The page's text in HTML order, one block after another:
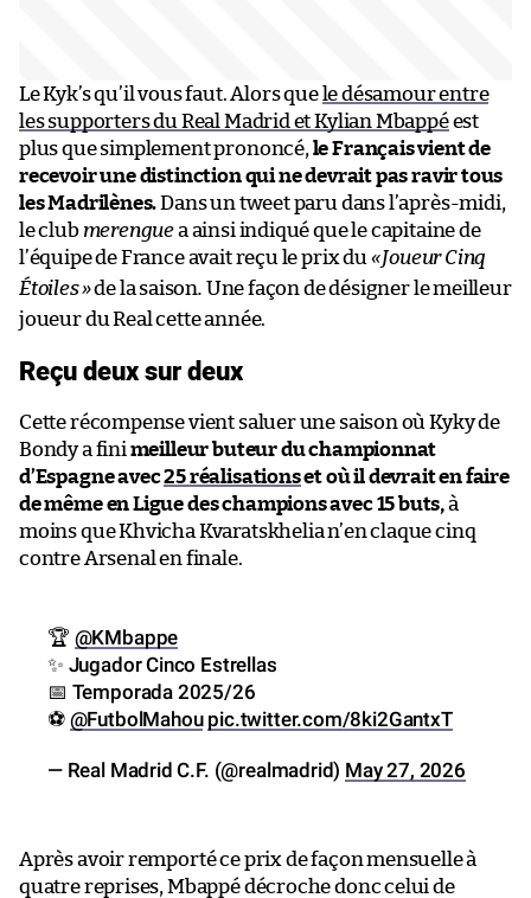
Le Kyk’s qu’il vous faut. Alors que le désamour entre
les supporters du Real Madrid et Kylian Mbappéest
plus que simplement prononcé, le Français vient de
recevoir une distinction qui ne devrait pas ravir tous
les Madrilènes.Dans un tweet paru dans l’après-midi,
le club merenguea ainsi indiqué que le capitaine de
l’équipe de France avait reçu le prix du «Joueur Cinq
Étoiles»de la saison. Une façon de désigner le meilleur
joueur du Real cette année.
Reçu deux sur deux
Cette récompense vient saluer une saison où Kyky de
Bondy a fini meilleur buteur du championnat
d’Espagne avec25 réalisationset où il devrait en faire
de même en Ligue des champions avec 15 buts,à
moins que Khvicha Kvaratskhelia n’en claque cinq
contre Arsenal en finale.
🏆 @KMbappe
✨ Jugador Cinco Estrellas
📅 Temporada 2025/26
⚽ @FutbolMahou pic.twitter.com/8ki2GantxT
— Real Madrid C.F. (@realmadrid) May 27, 2026
Après avoir remporté ce prix de façon mensuelle à
quatre reprises, Mbappé décroche donc celui de